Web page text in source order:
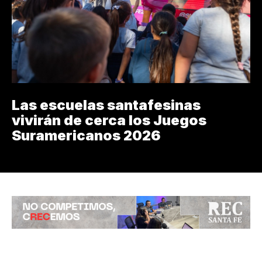
Las escuelas santafesinas
vivirán de cerca los Juegos
Suramericanos 2026